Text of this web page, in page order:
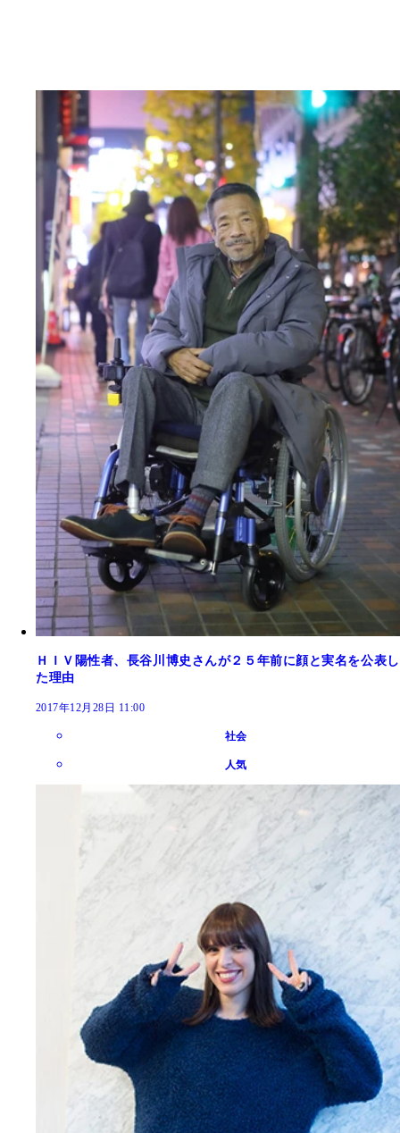
ＨＩＶ陽性者、長谷川博史さんが２５年前に顔と実名を公表し
た理由
2017年12月28日 11:00
社会
人気